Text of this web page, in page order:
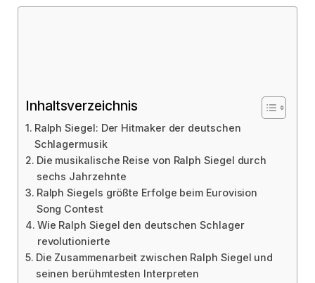
Inhaltsverzeichnis
Ralph Siegel: Der Hitmaker der deutschen
Schlagermusik
Die musikalische Reise von Ralph Siegel durch
sechs Jahrzehnte
Ralph Siegels größte Erfolge beim Eurovision
Song Contest
Wie Ralph Siegel den deutschen Schlager
revolutionierte
Die Zusammenarbeit zwischen Ralph Siegel und
seinen berühmtesten Interpreten